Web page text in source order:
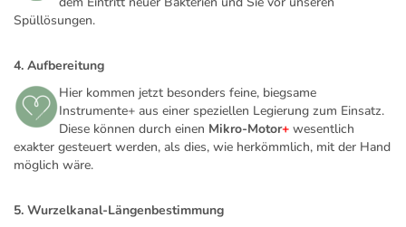
Spüllösungen.
4. Aufbereitung
Hier kommen jetzt besonders feine, biegsame
Instrumente+ aus einer speziellen Legierung zum Einsatz.
Diese können durch einen Mikro-Motor+ wesentlich
exakter gesteuert werden, als dies, wie herkömmlich, mit der Hand
möglich wäre.
5. Wurzelkanal-Längenbestimmung